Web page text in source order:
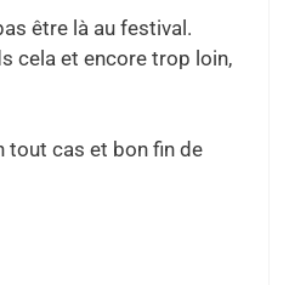
être là au festival.
cela et encore trop loin,
tout cas et bon fin de